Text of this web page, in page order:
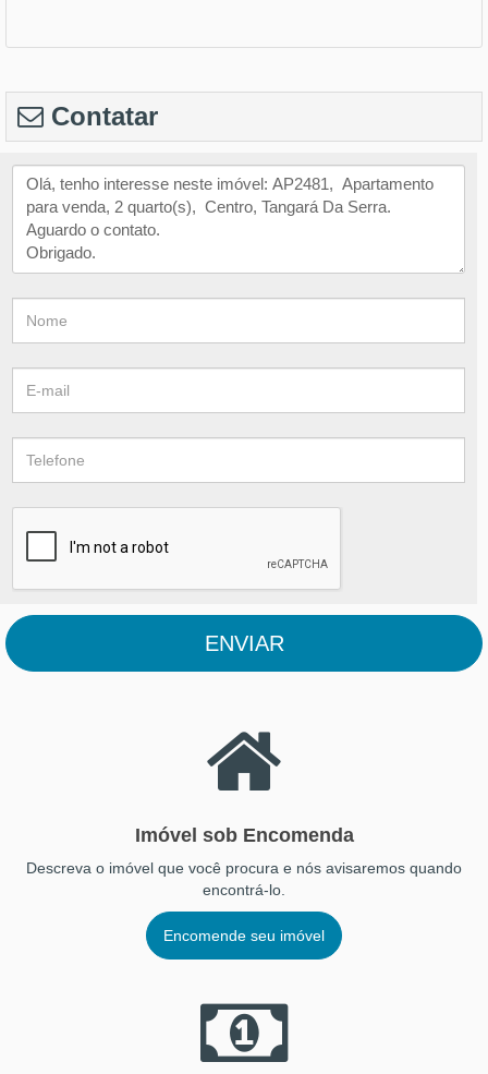
Contatar
ENVIAR
Imóvel sob Encomenda
Descreva o imóvel que você procura e nós avisaremos quando
encontrá-lo.
Encomende seu imóvel